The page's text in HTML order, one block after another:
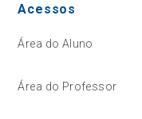
Acessos
Área do Aluno
Área do Professor